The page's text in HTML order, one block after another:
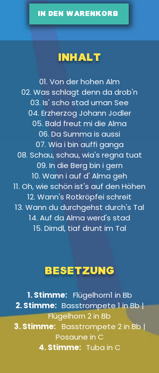
In den Warenkorb
INHALT
01. Von der hohen Alm
02. Was schlagt denn da drob'n
03. Is' scho stad uman See
04. Erzherzog Johann Jodler
05. Bald freut mi die Alma
06. Da Summa is aussi
07. Wia i bin auffi ganga
08. Schau, schau, wia's regna tuat
09. In die Berg bin i gern
10. Wann i auf d' Alma geh
11. Oh, wie schön ist's auf den Höhen
12. Wann's Rotkröpfei schreit
13. Wann du durchgehst durch's Tal
14. Auf da Alma werd's stad
15. Dirndl, tiaf drunt im Tal
BESETZUNG
1. Stimme:Flügelhorn1 in Bb
2. Stimme: Basstrompete 1 in Bb |
Flügelhorn 2 in Bb
3. Stimme:Basstrompete 2 in Bb |
Posaune in C
4. Stimme: Tuba in C